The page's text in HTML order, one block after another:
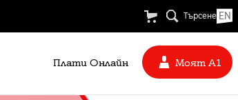
Търсене EN
Плати Oнлайн Моят А1